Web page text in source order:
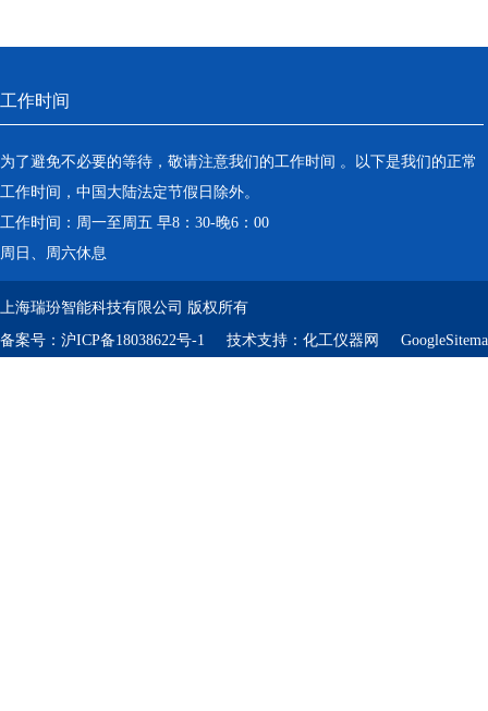
工作时间
为了避免不必要的等待，敬请注意我们的工作时间 。以下是我们的正常
工作时间，中国大陆法定节假日除外。
工作时间：周一至周五 早8：30-晚6：00
周日、周六休息
上海瑞玢智能科技有限公司 版权所有
备案号： 沪ICP备18038622号-1 技术支持： 化工仪器网